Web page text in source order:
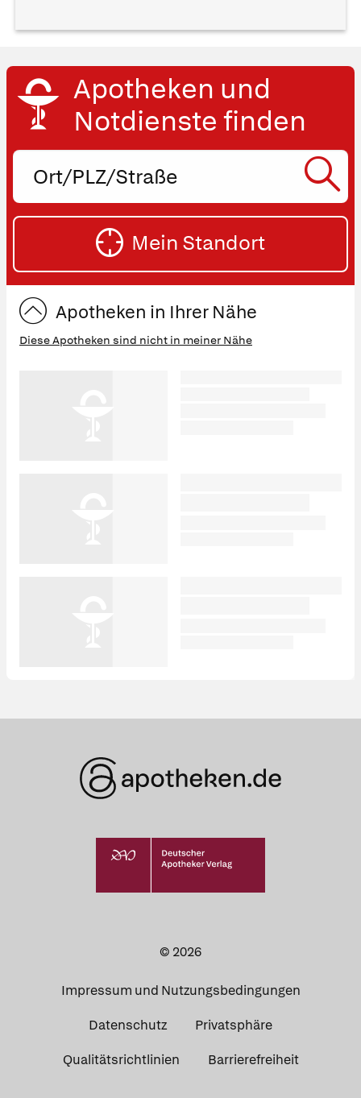
Apotheken und
Notdienste finden
Ort,
oder
Straße
Mein Standort
Apotheken in Ihrer Nähe
Diese Apotheken sind nicht in meiner Nähe
© 2026
Impressum und Nutzungsbedingungen
Datenschutz Privatsphäre
Qualitätsrichtlinien Barrierefreiheit